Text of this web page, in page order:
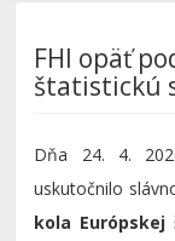
FHI opäť
štatistickú
Dňa 24. 4.
uskutočnilo
kola